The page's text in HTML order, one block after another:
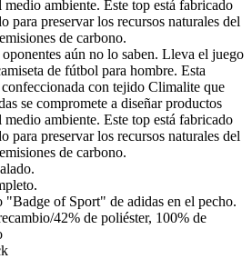
medio ambiente. Este top está fabricado
para preservar los recursos naturales del
de carbono.
aún no lo saben. Lleva el juego
de fútbol para hombre. Esta
con tejido Climalite que
se compromete a diseñar productos
medio ambiente. Este top está fabricado
para preservar los recursos naturales del
de carbono.
of Sport" de adidas en el pecho.
42% de poliéster, 100% de